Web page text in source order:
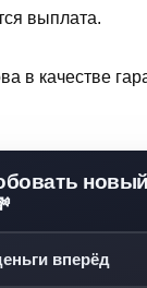
выплата.
в качестве
вперёд